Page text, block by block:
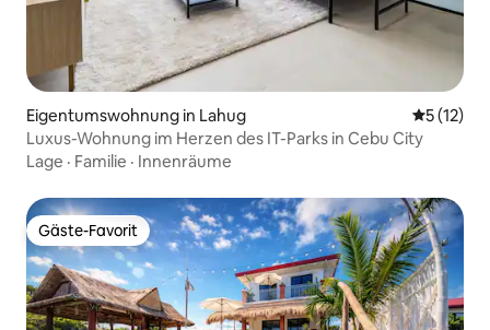
Eigentumswohnung in Lahug
5 (12)
Luxus-Wohnung im Herzen des IT-Parks in Cebu City
Lage · Familie · Innenräume
Gäste-Favorit
Gäste-Favorit